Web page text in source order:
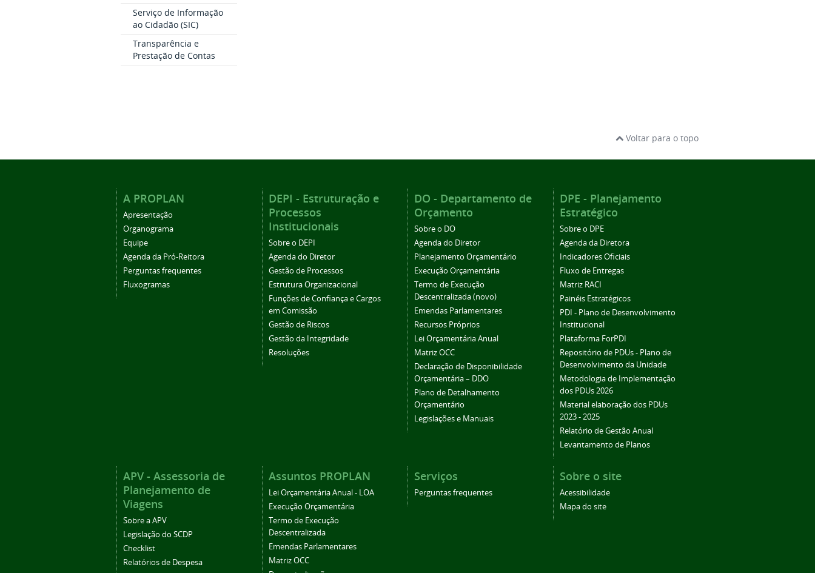
Serviço de Informação
ao Cidadão (SIC)
Transparência e
Prestação de Contas
Voltar para o topo
A PROPLAN
Apresentação
Organograma
Equipe
Agenda da Pró-Reitora
Perguntas frequentes
Fluxogramas
DEPI - Estruturação e
Processos
Institucionais
Sobre o DEPI
Agenda do Diretor
Gestão de Processos
Estrutura Organizacional
Funções de Confiança e Cargos
em Comissão
Gestão de Riscos
Gestão da Integridade
Resoluções
DO - Departamento de
Orçamento
Sobre o DO
Agenda do Diretor
Planejamento Orçamentário
Execução Orçamentária
Termo de Execução
Descentralizada (novo)
Emendas Parlamentares
Recursos Próprios
Lei Orçamentária Anual
Matriz OCC
Declaração de Disponibilidade
Orçamentária – DDO
Plano de Detalhamento
Orçamentário
Legislações e Manuais
DPE - Planejamento
Estratégico
Sobre o DPE
Agenda da Diretora
Indicadores Oficiais
Fluxo de Entregas
Matriz RACI
Painéis Estratégicos
PDI - Plano de Desenvolvimento
Institucional
Plataforma ForPDI
Repositório de PDUs - Plano de
Desenvolvimento da Unidade
Metodologia de Implementação
dos PDUs 2026
Material elaboração dos PDUs
2023 - 2025
Relatório de Gestão Anual
Levantamento de Planos
APV - Assessoria de
Planejamento de
Viagens
Sobre a APV
Legislação do SCDP
Checklist
Relatórios de Despesa
Assuntos PROPLAN
Lei Orçamentária Anual - LOA
Execução Orçamentária
Termo de Execução
Descentralizada
Emendas Parlamentares
Matriz OCC
Serviços
Perguntas frequentes
Sobre o site
Acessibilidade
Mapa do site